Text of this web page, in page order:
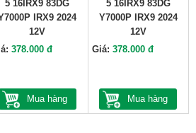
5 16IRX9 83DG
IRX9 2024
12V
378.000 đ
Mua hàng
5 16IRX9 83DG
Y7000P IRX9 2024
12V
Giá: 378.000 đ
Mua hàng